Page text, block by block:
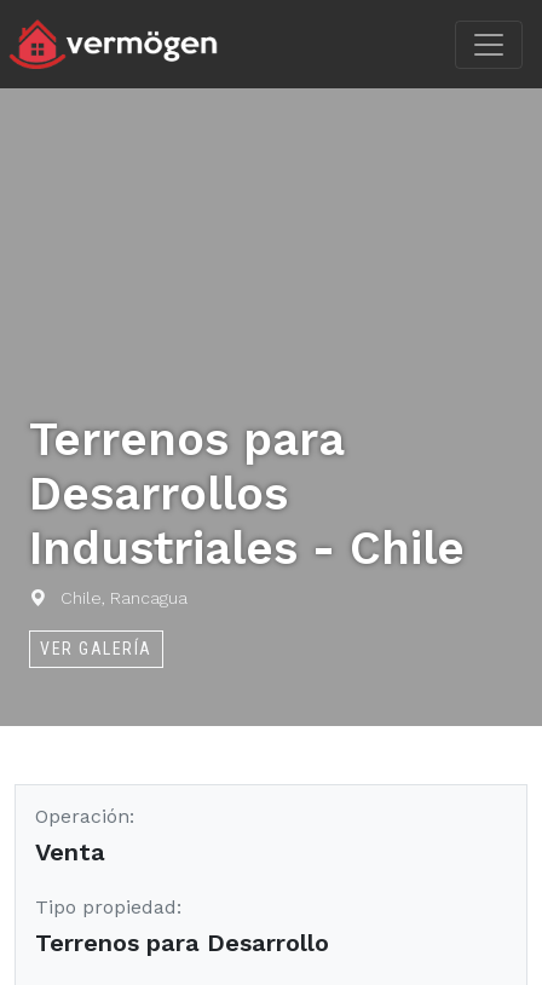
Terrenos para
Desarrollos
Industriales - Chile
Chile, Rancagua
VER GALERÍA
Operación:
Venta
Tipo propiedad:
Terrenos para Desarrollo